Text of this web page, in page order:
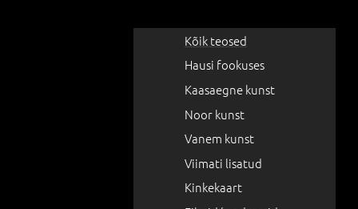
Kõik teosed
Hausi fookuses
Kaasaegne kunst
Noor kunst
Vanem kunst
Viimati lisatud
Kinkekaart